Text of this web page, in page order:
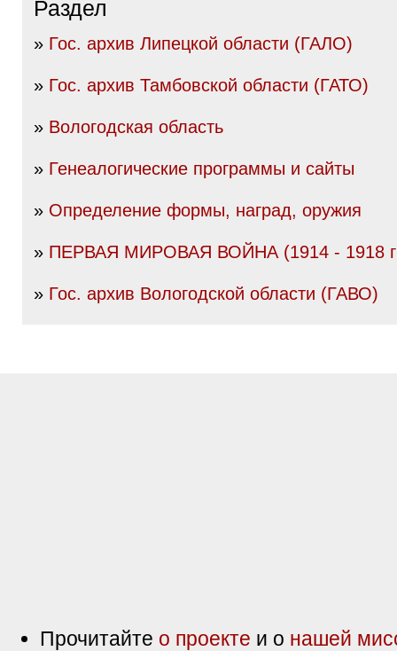
Раздел
» Гос. архив Липецкой области (ГАЛО)
» Гос. архив Тамбовской области (ГАТО)
» Вологодская область
» Генеалогические программы и сайты
» Определение формы, наград, оружия
» ПЕРВАЯ МИРОВАЯ ВОЙНА (1914 - 1918
» Гос. архив Вологодской области (ГАВО)
Прочитайте о проекте и о нашей